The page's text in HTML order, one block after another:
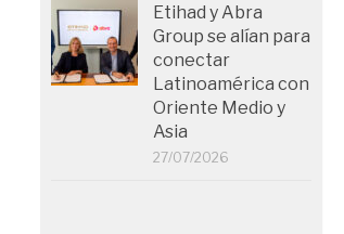
Etihad y Abra
Group se alían para
conectar
Latinoamérica con
Oriente Medio y
Asia
27/07/2026